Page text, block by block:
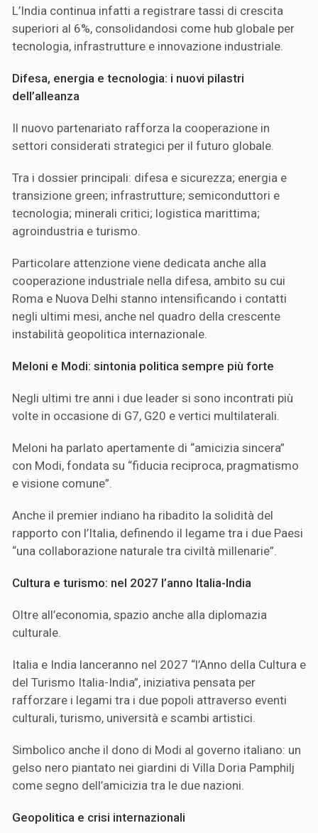
L’India continua infatti a registrare tassi di crescita
superiori al 6%, consolidandosi come hub globale per
tecnologia, infrastrutture e innovazione industriale.
Difesa, energia e tecnologia: i nuovi pilastri
dell’alleanza
Il nuovo partenariato rafforza la cooperazione in
settori considerati strategici per il futuro globale.
Tra i dossier principali: difesa e sicurezza; energia e
transizione green; infrastrutture; semiconduttori e
tecnologia; minerali critici; logistica marittima;
agroindustria e turismo.
Particolare attenzione viene dedicata anche alla
cooperazione industriale nella difesa, ambito su cui
Roma e Nuova Delhi stanno intensificando i contatti
negli ultimi mesi, anche nel quadro della crescente
instabilità geopolitica internazionale.
Meloni e Modi: sintonia politica sempre più forte
Negli ultimi tre anni i due leader si sono incontrati più
volte in occasione di G7, G20 e vertici multilaterali.
Meloni ha parlato apertamente di “amicizia sincera”
con Modi, fondata su “fiducia reciproca, pragmatismo
e visione comune”.
Anche il premier indiano ha ribadito la solidità del
rapporto con l’Italia, definendo il legame tra i due Paesi
“una collaborazione naturale tra civiltà millenarie”.
Cultura e turismo: nel 2027 l’anno Italia-India
Oltre all’economia, spazio anche alla diplomazia
culturale.
Italia e India lanceranno nel 2027 “l’Anno della Cultura e
del Turismo Italia-India”, iniziativa pensata per
rafforzare i legami tra i due popoli attraverso eventi
culturali, turismo, università e scambi artistici.
Simbolico anche il dono di Modi al governo italiano: un
gelso nero piantato nei giardini di Villa Doria Pamphilj
come segno dell’amicizia tra le due nazioni.
Geopolitica e crisi internazionali